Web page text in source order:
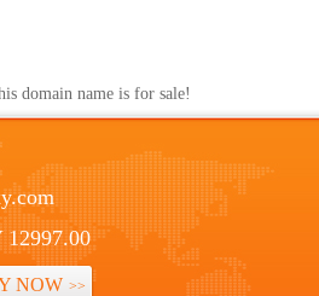
domain name is for sale!
12997.00
NOW >>